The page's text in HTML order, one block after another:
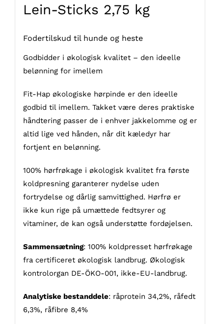
Lein-Sticks 2,75 kg
Fodertilskud til hunde og heste
Godbidder i økologisk kvalitet – den ideelle
belønning for imellem
Fit-Hap økologiske hørpinde er den ideelle
godbid til imellem. Takket være deres praktiske
håndtering passer de i enhver jakkelomme og er
altid lige ved hånden, når dit kæledyr har
fortjent en belønning.
100% hørfrøkage i økologisk kvalitet fra første
koldpresning garanterer nydelse uden
fortrydelse og dårlig samvittighed. Hørfrø er
ikke kun rige på umættede fedtsyrer og
vitaminer, de kan også understøtte fordøjelsen.
Sammensætning: 100% koldpresset hørfrøkage
fra certificeret økologisk landbrug. Økologisk
kontrolorgan DE-ÖKO-001, ikke-EU-landbrug.
Analytiske bestanddele: råprotein 34,2%, råfedt
6,3%, råfibre 8,4%